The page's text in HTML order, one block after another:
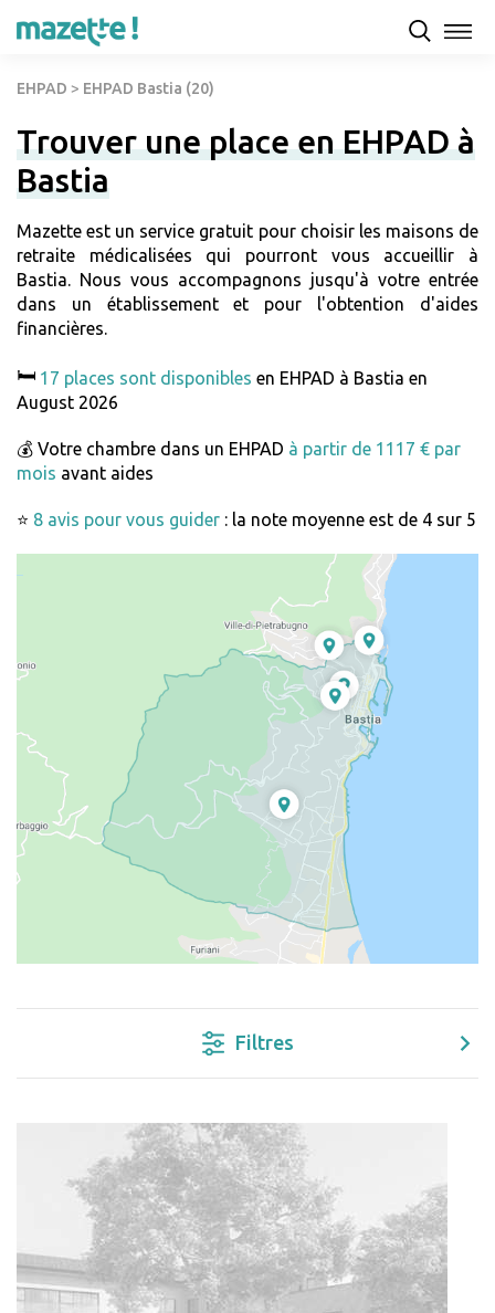
EHPAD > EHPAD Bastia (20)
Trouver une place en EHPAD à
Bastia
Mazette est un service gratuit pour choisir les maisons de
retraite médicalisées qui pourront vous accueillir à
Bastia. Nous vous accompagnons jusqu'à votre entrée
dans un établissement et pour l'obtention d'aides
financières.
🛏️ 17 places sont disponibles en EHPAD à Bastia en
August 2026
💰 Votre chambre dans un EHPAD à partir de 1117 € par
mois avant aides
⭐ 8 avis pour vous guider : la note moyenne est de 4 sur 5
Filtres